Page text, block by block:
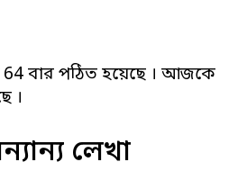
64 বার পঠিত হয়েছে । আজকে
।
লেখা